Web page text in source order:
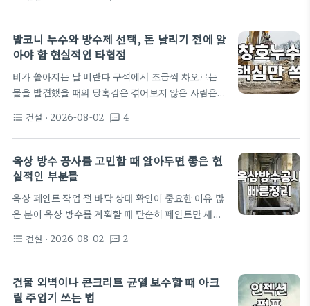
주하는 누수 사건의 상당수는 외벽방수 상태가 불량하
여 발생하는 경우다. 외벽 콘크리트의 미세한 균열 사
이로 빗물이 침투하면 내부 단열재를 적시고 결국 거
주 공간의 벽지를 들뜨게 만든다. 0.3mm 미만의 미
통해 물을 빨아들이는 펌프 역할을 한다는 점을 기억
해야 한다. 특히 구축 아파트의 경우 시간이 지남에 따
라 외벽 자재가 수축과 팽창을 반복하며 크랙이 생긴
발코니 누수와 방수제 선택, 돈 날리기 전에 알
아야 할 현실적인 타협점
비가 쏟아지는 날 베란다 구석에서 조금씩 차오르는
물을 발견했을 때의 당혹감은 겪어보지 않은 사람은
겠지 싶어 마트에서 산 실리콘으로 대충 때우면 될 줄
알았습니다. 하지만 현실은 그렇게 만만하지 않았습
니다. 실리콘을 덧바르고 다음 폭우가 내리던 날, 물은
보란 듯이 다른 틈새를 찾아 뿜어져 나왔습니다. 기대
민에 빠지게 되었습니다. 이 과정에서 겪은 수많은 시
행착오와 현실적인 타협점들을 공유하고자 합니다.
DIY 방수제 시공과 전문 업체 의뢰의 저울질 발코니
format_list_bulleted 건설 · 2026-08-02 textsms 4
옥상 방수 공사를 고민할 때 알아두면 좋은 현
실적인 부분들
옥상 페인트 작업 전 바닥 상태 확인이 중요한 이유 많
은 분이 옥상 방수를 계획할 때 단순히 페인트만 새로
바닥의 기존 상태가 공법 결정의 80% 이상을 좌우합
니다. 옥상 바닥에 미세한 크랙이 많거나 들떠 있는 에
폭시 잔여물이 남아있다면, 단순히 방수 페인트를 올
리는 것만으로는 1~2년도 지나지 않아 다시 누수가
format_list_bulleted 건설 · 2026-08-02 textsms 2
건물 외벽이나 콘크리트 균열 보수할 때 아크
릴 주입기 쓰는 법